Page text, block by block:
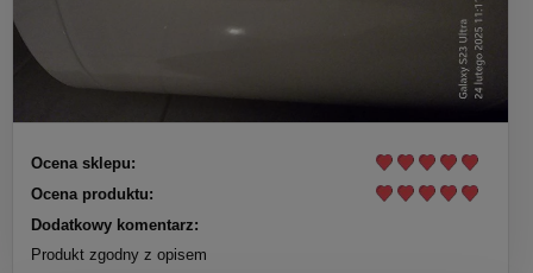
Ocena sklepu:
Ocena produktu:
Dodatkowy komentarz:
Produkt zgodny z opisem